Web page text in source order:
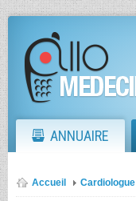
ANNUAIRE
Accueil Cardiologue